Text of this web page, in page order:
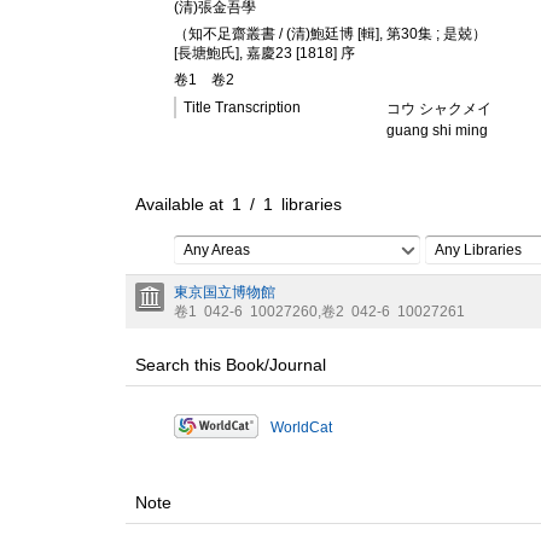
(清)張金吾學
（知不足齋叢書 / (清)鮑廷博 [輯], 第30集 ; 是兢）
[長塘鮑氏], 嘉慶23 [1818] 序
卷1
卷2
Title Transcription
コウ シャクメイ
guang shi ming
Available at 1 / 1 libraries
Any Areas Any Libraries
東京国立博物館
卷1
042-6 10027260 卷2 042-6 10027261
Search this Book/Journal
WorldCat
Note